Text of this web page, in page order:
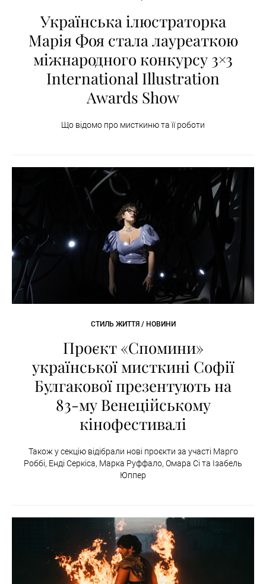
Українська ілюстраторка
Марія Фоя стала лауреаткою
міжнародного конкурсу 3×3
International Illustration
Awards Show
Що відомо про мисткиню та її роботи
СТИЛЬ ЖИТТЯ / НОВИНИ
Проєкт «Спомини»
української мисткині Софії
Булгакової презентують на
83-му Венеційському
кінофестивалі
Також у секцію відібрали нові проєкти за участі Марго
Роббі, Енді Серкіса, Марка Руффало, Омара Сі та Ізабель
Юппер